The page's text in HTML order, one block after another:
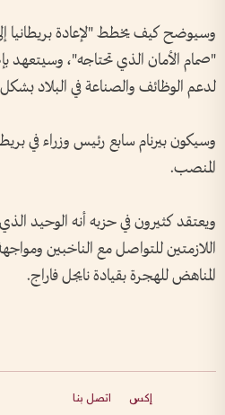
وسيوضح كيف يخطط "لإعادة بريطانيا
"صمام الأمان الذي تحتاجه"، وسيتعهد
لدعم الوظائف والصناعة في البلاد
المنصب.
ويعتقد ​كثيرون في حزبه أنه الوحيد الذي
اللازمتين للتواصل مع الناخبين
المناهض للهجرة بقيادة نايجل فاراج.
إكس اتصل بنا